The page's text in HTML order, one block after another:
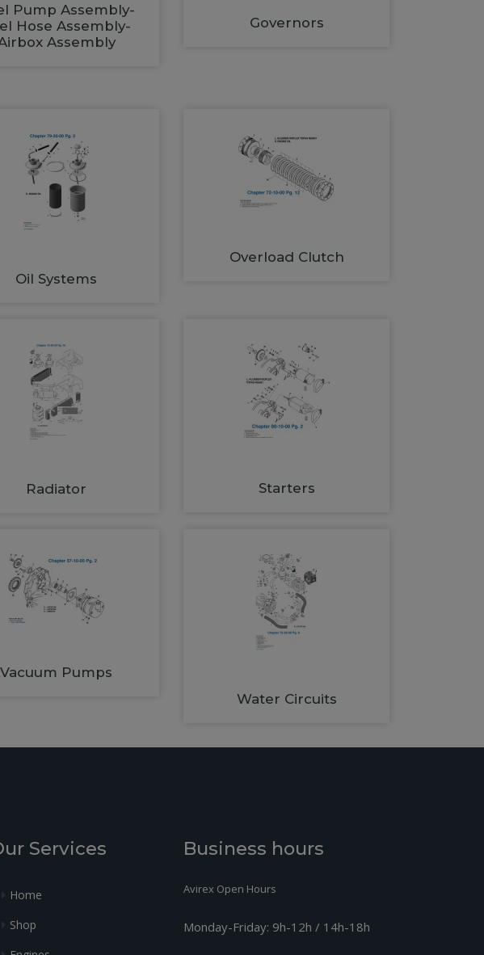
Pump Assembly-
Hose Assembly-
Assembly
Governors
Oil Systems
Overload Clutch
Radiator Starters
Vacuum Pumps
Water Circuits
Services
Home
Shop
Business hours
Avirex Open Hours
Monday-Friday: 9h-12h / 14h-18h